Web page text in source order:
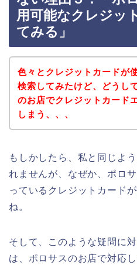
用可能なクレジッ
てみる」
色々とクレジットカードが
検索してみたけど、どうし
のお店でクレジットカード
しまう、、、
もしかしたら、私と同じよ
れませんが、なぜか、ポロ
っているクレジットカード
ね。
そして、このような疑問に
は、ポロサスのお店で対応